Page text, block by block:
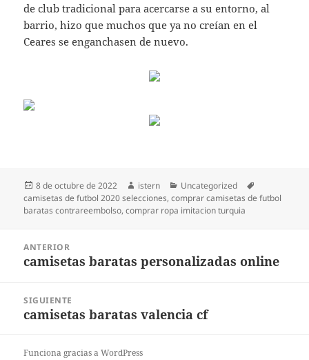
de club tradicional para acercarse a su entorno, al
barrio, hizo que muchos que ya no creían en el
Ceares se enganchasen de nuevo.
Publicado
el
8 de octubre de 2022 Autor
istern Categorías
Uncategorized
camisetas de futbol 2020 selecciones,comprar camisetas de futbol
baratas contrareembolso,comprar ropa imitacion turquia
entradas
ANTERIOR
Entrada
camisetas baratas personalizadas online
SIGUIENTE
Entrada
camisetas baratas valencia cf
Funciona gracias a WordPress